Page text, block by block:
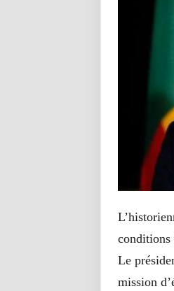
conditions
Le
mission